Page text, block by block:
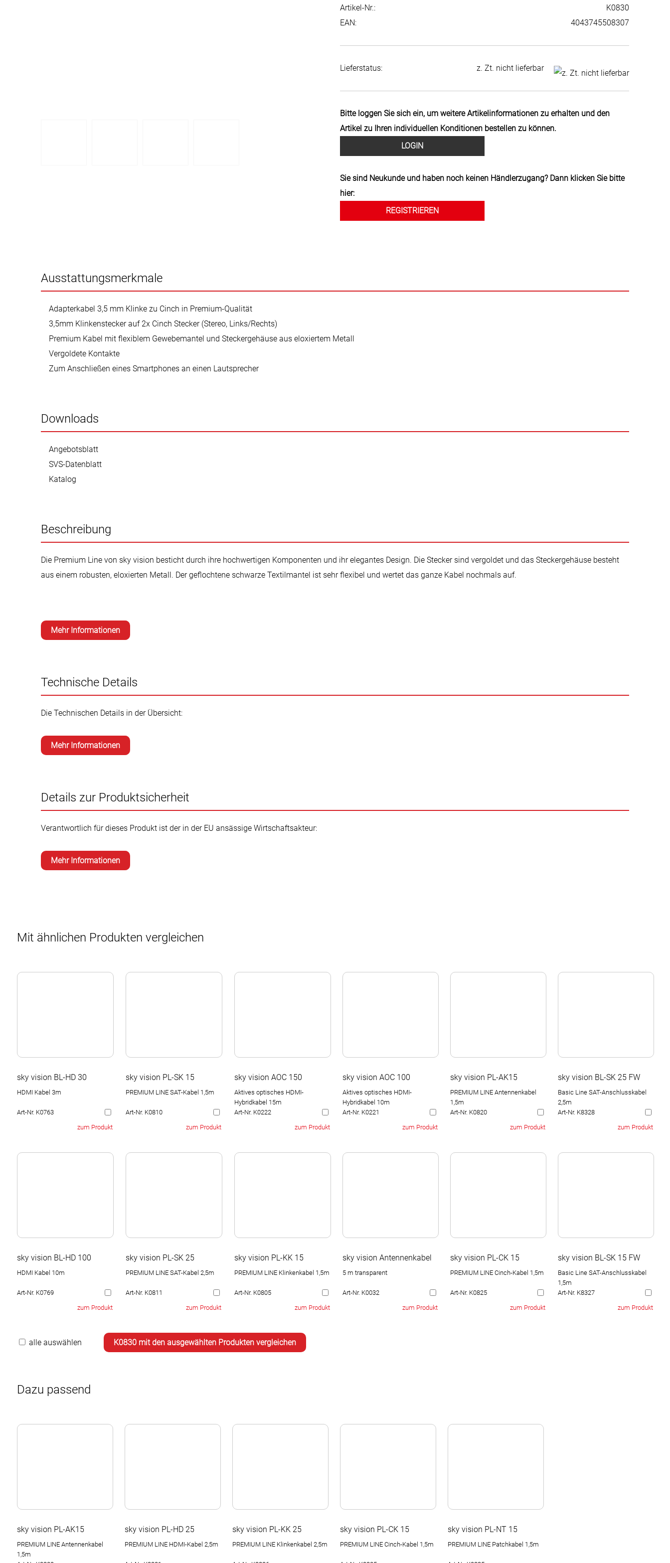
Artikel-Nr.:
K0830
EAN:
4043745508307
Lieferstatus: z. Zt. nicht lieferbar
Bitte loggen Sie sich ein, um weitere Artikelinformationen zu erhalten und den
Artikel zu Ihren individuellen Konditionen bestellen zu können.
LOGIN
Sie sind Neukunde und haben noch keinen Händlerzugang? Dann klicken Sie bitte
hier:
REGISTRIEREN
Ausstattungsmerkmale
Adapterkabel 3,5 mm Klinke zu Cinch in Premium-Qualität
3,5mm Klinkenstecker auf 2x Cinch Stecker (Stereo, Links/Rechts)
Premium Kabel mit flexiblem Gewebemantel und Steckergehäuse aus eloxiertem Metall
Vergoldete Kontakte
Zum Anschließen eines Smartphones an einen Lautsprecher
Downloads
Angebotsblatt
SVS-Datenblatt
Katalog
Beschreibung
Die Premium Line von sky vision besticht durch ihre hochwertigen Komponenten und ihr elegantes Design. Die Stecker sind vergoldet und das Steckergehäuse besteht
aus einem robusten, eloxierten Metall. Der geflochtene schwarze Textilmantel ist sehr flexibel und wertet das ganze Kabel nochmals auf.
Mehr Informationen
Technische Details
Die Technischen Details in der Übersicht:
Mehr Informationen
Details zur Produktsicherheit
Verantwortlich für dieses Produkt ist der in der EU ansässige Wirtschaftsakteur:
Mehr Informationen
Mit ähnlichen Produkten vergleichen
sky vision BL-HD 30 sky vision PL-SK 15 sky vision AOC 150 sky vision AOC 100 sky vision PL-AK15 sky vision BL-SK 25 FW
HDMI Kabel 3m PREMIUM LINE SAT-Kabel 1,5m
Aktives optisches HDMI-
Hybridkabel 15m
Aktives optisches HDMI-
Hybridkabel 10m
PREMIUM LINE Antennenkabel
1,5m
Basic Line SAT-Anschlusskabel
2,5m
Art-Nr. K0763
Art-Nr. K0810 Art-Nr. K0222 Art-Nr. K0221 Art-Nr. K0820
Art-Nr. K8328
zum Produkt
zum Produkt zum Produkt zum Produkt zum Produkt zum Produkt
sky vision BL-HD 100 sky vision PL-SK 25 sky vision PL-KK 15 sky vision Antennenkabel sky vision PL-CK 15 sky vision BL-SK 15 FW
HDMI Kabel 10m PREMIUM LINE SAT-Kabel 2,5m PREMIUM LINE Klinkenkabel 1,5m 5 m transparent PREMIUM LINE Cinch-Kabel 1,5m
Basic Line SAT-Anschlusskabel
1,5m
Art-Nr. K0769
Art-Nr. K0811 Art-Nr. K0805 Art-Nr. K0032 Art-Nr. K0825
Art-Nr. K8327
zum Produkt
zum Produkt zum Produkt zum Produkt zum Produkt zum Produkt
alle auswählen
Dazu passend
sky vision PL-AK15 sky vision PL-HD 25 sky vision PL-KK 25 sky vision PL-CK 15 sky vision PL-NT 15
PREMIUM LINE Antennenkabel
1,5m
PREMIUM LINE HDMI-Kabel 2,5m PREMIUM LINE Klinkenkabel 2,5m PREMIUM LINE Cinch-Kabel 1,5m PREMIUM LINE Patchkabel 1,5m